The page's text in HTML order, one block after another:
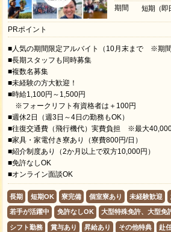
期間
短期（即
PRポイント
■人気の期間限定アルバイト（10月末まで ※期間
■長期スタッフも同時募集
■複数名募集
■未経験の方大歓迎！
■時給1,100円～1,500円
※フォークリフト有資格者は＋100円
■週休2日（週3日～4日の勤務もOK）
■往復交通費（飛行機代）実費負担 ※最大
■家具・家電付き寮あり（寮費800円/日）
■紹介制度あり（2か月以上で双方10,000円）
■免許なしOK
■オンライン面談OK
長期 短期OK 寮完備 個室寮あり 未経験歓迎
若手が活躍中 免許なしOK 大型特殊免許、大型免
シフト勤務 賞与あり 昇給あり その他特典 赴